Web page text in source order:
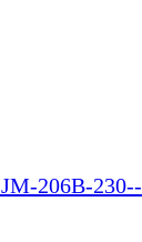
206B-230--